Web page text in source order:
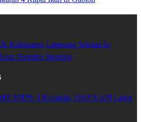
Kabupaten Lampung Selatan ke
Berisiko Stunting
SMPN 1 Kalianda, OKP KAPI Lapor